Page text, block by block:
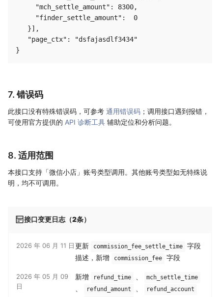
     "mch_settle_amount": 8300,
     "finder_settle_amount":  0
   }],
   "page_ctx": "dsfajasdlf3434"
7. 错误码
此接口没有特殊错误码，可参考 通用错误码 ；调用接口遇到报错，
可使用官方提供的 API 诊断工具 辅助定位和分析问题。
8. 适用范围
本接口支持「微信小店」账号类型调用。其他账号类型如无特殊说
明，均不可调用。
接口变更日志（2条）
2026 年 06 月 11 日更新 commission_fee_settle_time
字段
描述，新增
commission_fee 字段
2026 年 05 月 09
日
新增 refund_time mch_settle_time
refund_amount refund_account